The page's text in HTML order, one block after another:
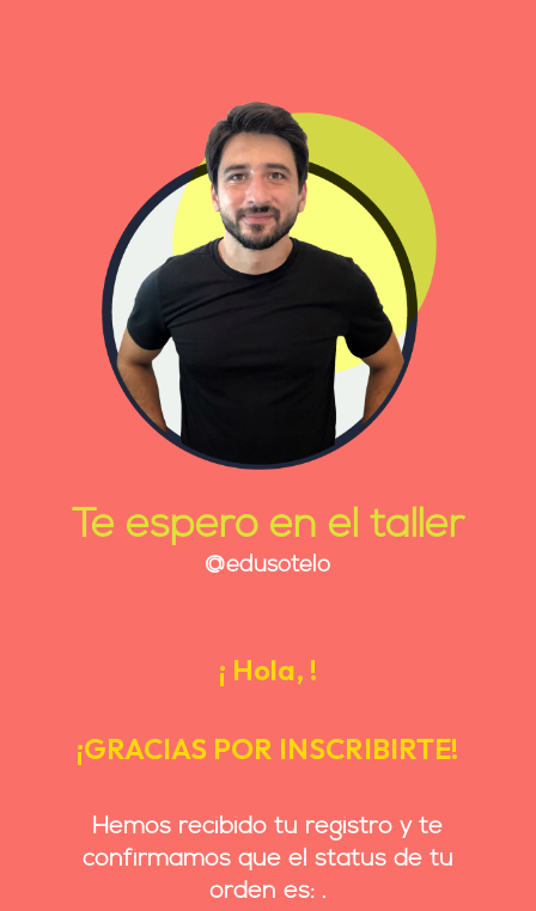
Te espero en el taller
@edusotelo
¡ Hola, !
¡GRACIAS POR INSCRIBIRTE!
Hemos recibido tu registro y te
confirmamos que el status de tu
orden es: .